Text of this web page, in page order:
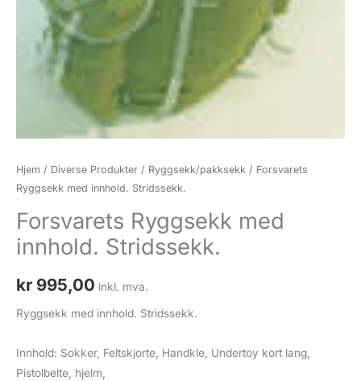
Hjem / Diverse Produkter / Ryggsekk/pakksekk / Forsvarets
Ryggsekk med innhold. Stridssekk.
Forsvarets Ryggsekk med
innhold. Stridssekk.
kr 995,00 inkl. mva.
Ryggsekk med innhold. Stridssekk.
Innhold: Sokker, Feltskjorte, Handkle, Undertoy kort lang,
Pistolbelte, hjelm,